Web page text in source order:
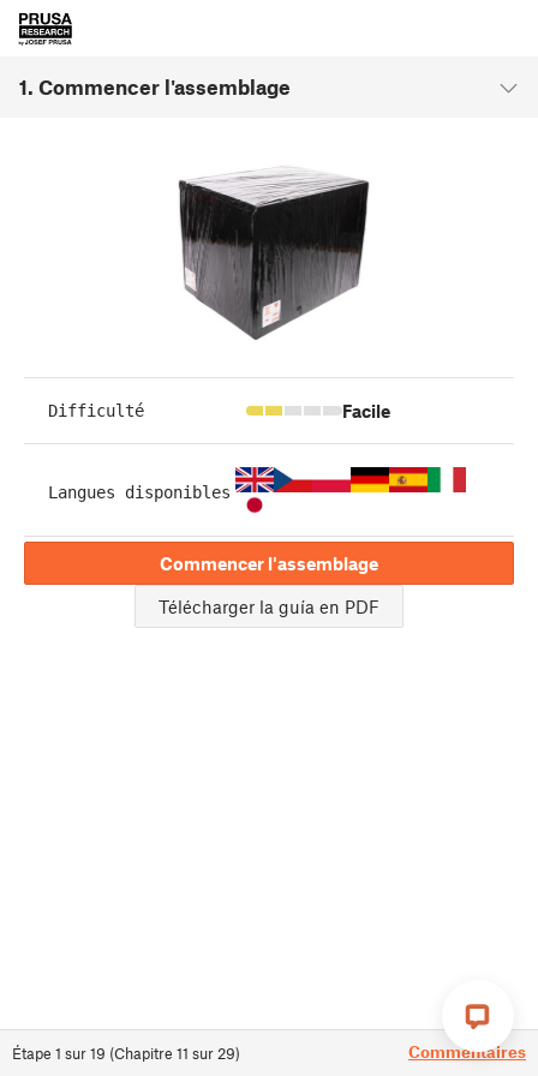
1. Commencer l'assemblage
Étape 1 sur19 (Chapitre 11 sur 29) Commentaires
Difficulté Facile
Langues disponibles
Commencer l'assemblage
Télécharger la guía en PDF